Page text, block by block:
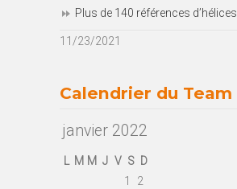
Plus de 140 références d’hélices
11/23/2021
Calendrier du Team
janvier 2022
L M M J V S D
1
2